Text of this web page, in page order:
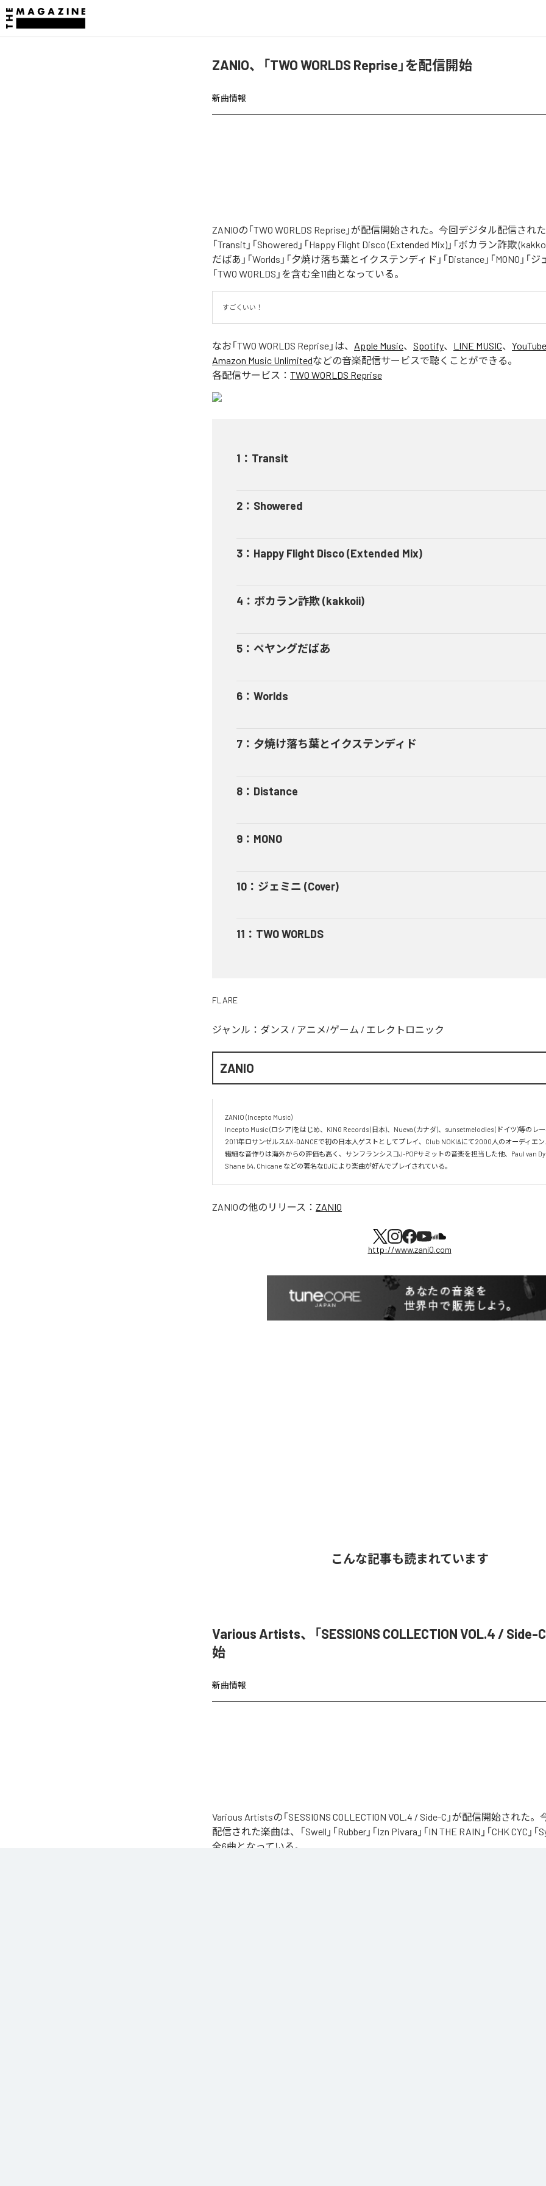
ZANIO、「TWO WORLDS Reprise」を配信開始
新曲情報
ZANIOの「TWO WORLDS Reprise」が配信開始された。今回デジタル配信された
「Transit」「Showered」「Happy Flight Disco (Extended Mix)」「ボカラン詐欺
だばあ」「Worlds」「夕焼け落ち葉とイクステンディド」「Distance」「MONO」「ジ
「TWO WORLDS」を含む全11曲となっている。
すごくいい！
なお「TWO WORLDS Reprise 」は、 Apple Music、 Spotify、 LINE MUSIC、
Amazon Music Unlimitedなどの音楽配信サービスで聴くことができる。
各配信サービス： TWO WORLDS Reprise
1 ： Transit
2 ： Showered
3 ： Happy Flight Disco (Extended Mix)
4 ： ボカラン詐欺 (kakkoii)
5 ： ペヤングだばあ
6 ： Worlds
7 ： 夕焼け落ち葉とイクステンディド
8 ： Distance
9 ： MONO
10 ： ジェミニ (Cover)
11 ： TWO WORLDS
FLARE
ジャンル： ダンス / アニメ/ゲーム / エレクトロニック
ZANIO
ZANIO (Incepto Music)
Incepto Music (ロシア)をはじめ、KING Records (日本)、Nueva (カナダ)、sunsetmelodies (ドイツ)等のレー
2011年ロサンゼルスAX-DANCEで初の日本人ゲストとしてプレイ、Club NOKIAにて2000人のオーディエン
繊細な音作りは海外からの評価も高く、サンフランシスコJ-POPサミットの音楽を担当した他、Paul van
Shane 54, Chicane などの著名なDJにより楽曲が好んでプレイされている。
ZANIOの他のリリース： ZANIO
http://www.zani0.com
こんな記事も読まれています
Various Artists、「SESSIONS COLLECTION VOL.4 / Side-
始
新曲情報
Various Artistsの「SESSIONS COLLECTION VOL.4 / Side-C」が配信開始された
配信された楽曲は、「Swell」「Rubber」「Izn Pivara」「IN THE RAIN」「CHK CYC」
全6曲となっている。